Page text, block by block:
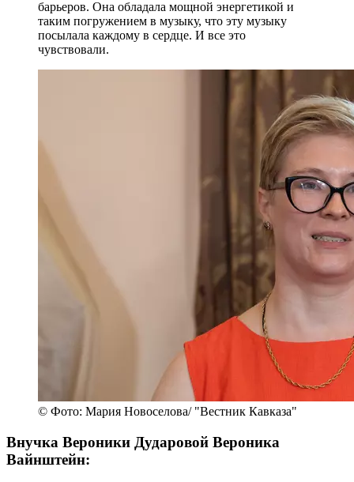
барьеров. Она обладала мощной энергетикой и
таким погружением в музыку, что эту музыку
посылала каждому в сердце. И все это
чувствовали.
© Фото: Мария Новоселова/ "Вестник Кавказа"
Внучка Вероники Дударовой Вероника
Вайнштейн: